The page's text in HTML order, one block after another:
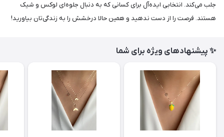
جلب می‌کند. انتخابی ایده‌آل برای کسانی که به دنبال جلوه‌ای لوکس و شیک
هستند. فرصت را از دست ندهید و همین حالا درخشش را به زندگی‌تان بیاورید!
✨ پیشنهادهای ویژه برای شما